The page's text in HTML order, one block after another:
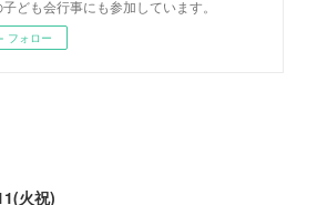
子ども会行事にも参加しています。
フォロー
火祝)